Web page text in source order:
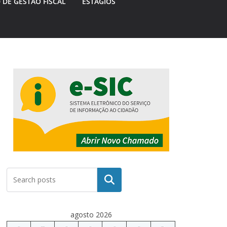
Pesquisar
agosto 2026